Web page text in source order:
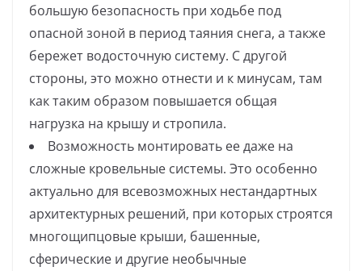
большую безопасность при ходьбе под
опасной зоной в период таяния снега, а также
бережет водосточную систему. С другой
стороны, это можно отнести и к минусам, там
как таким образом повышается общая
нагрузка на крышу и стропила.
Возможность монтировать ее даже на
сложные кровельные системы. Это особенно
актуально для всевозможных нестандартных
архитектурных решений, при которых строятся
многощипцовые крыши, башенные,
сферические и другие необычные